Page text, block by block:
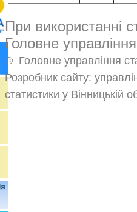
При використанні
Головне
© Головне управління
Розробник сайту:
статистики у Вінницькій